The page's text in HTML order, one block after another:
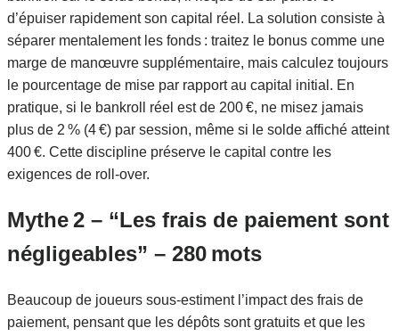
d’épuiser rapidement son capital réel. La solution consiste à
séparer mentalement les fonds : traitez le bonus comme une
marge de manœuvre supplémentaire, mais calculez toujours
le pourcentage de mise par rapport au capital initial. En
pratique, si le bankroll réel est de 200 €, ne misez jamais
plus de 2 % (4 €) par session, même si le solde affiché atteint
400 €. Cette discipline préserve le capital contre les
exigences de roll‑over.
Mythe 2 – “Les frais de paiement sont
négligeables” – 280 mots
Beaucoup de joueurs sous-estiment l’impact des frais de
paiement, pensant que les dépôts sont gratuits et que les